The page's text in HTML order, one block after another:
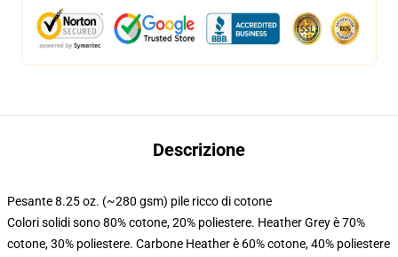
Descrizione
Pesante 8.25 oz. (~280 gsm) pile ricco di cotone
Colori solidi sono 80% cotone, 20% poliestere. Heather Grey è 70%
cotone, 30% poliestere. Carbone Heather è 60% cotone, 40% poliestere